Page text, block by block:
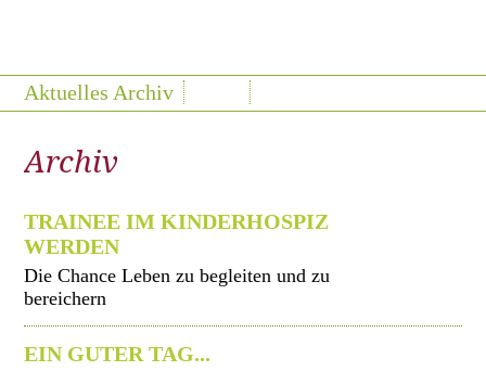
Aktuelles Archiv
Archiv
TRAINEE IM KINDERHOSPIZ
WERDEN
Die Chance Leben zu begleiten und zu
bereichern
EIN GUTER TAG...